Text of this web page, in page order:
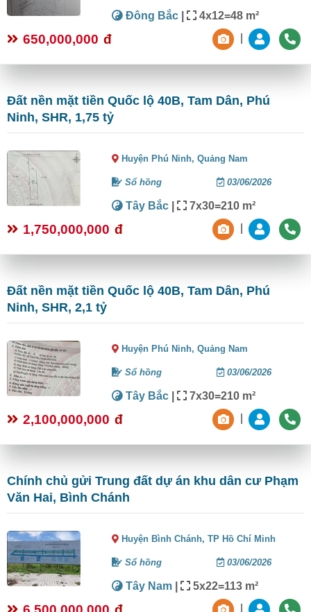
Đông Bắc | 4x12=48 m²
650,000,000 đ
Đất nền mặt tiền Quốc lộ 40B, Tam Dân, Phú
Ninh, SHR, 1,75 tỷ
Huyện Phú Ninh,Quảng Nam
Sổ hồng 03/06/2026
Tây Bắc | 7x30=210 m²
1,750,000,000 đ
Đất nền mặt tiền Quốc lộ 40B, Tam Dân, Phú
Ninh, SHR, 2,1 tỷ
Huyện Phú Ninh,Quảng Nam
Sổ hồng 03/06/2026
Tây Bắc | 7x30=210 m²
2,100,000,000 đ
Chính chủ gửi Trung đất dự án khu dân cư Phạm
Văn Hai, Bình Chánh
Huyện Bình Chánh,TP Hồ Chí Minh
Sổ hồng 03/06/2026
Tây Nam | 5x22=113 m²